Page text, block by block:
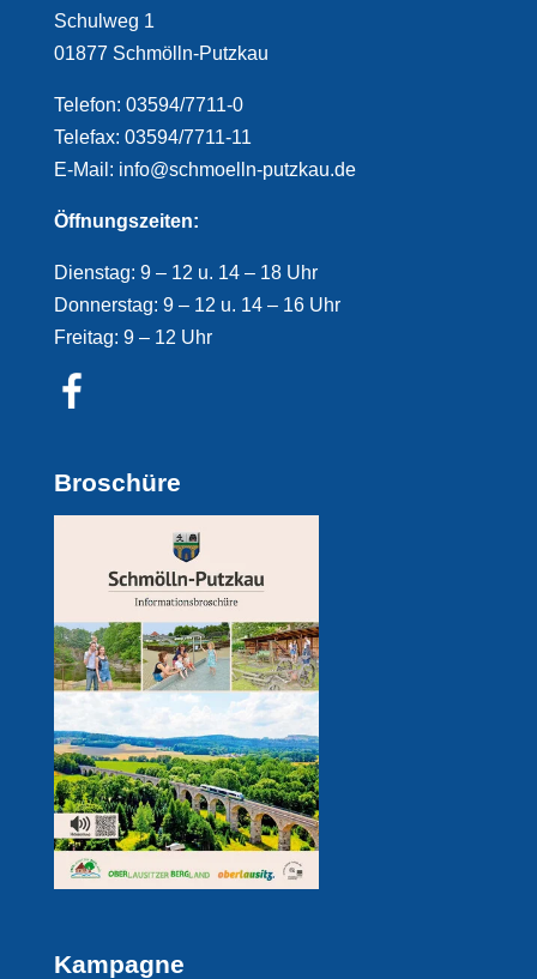
Schulweg 1
01877 Schmölln-Putzkau
Telefon: 03594/7711-0
Telefax: 03594/7711-11
E-Mail: info@schmoelln-putzkau.de
Öffnungszeiten:
Dienstag: 9 – 12 u. 14 – 18 Uhr
Donnerstag: 9 – 12 u. 14 – 16 Uhr
Freitag: 9 – 12 Uhr
Broschüre
Kampagne